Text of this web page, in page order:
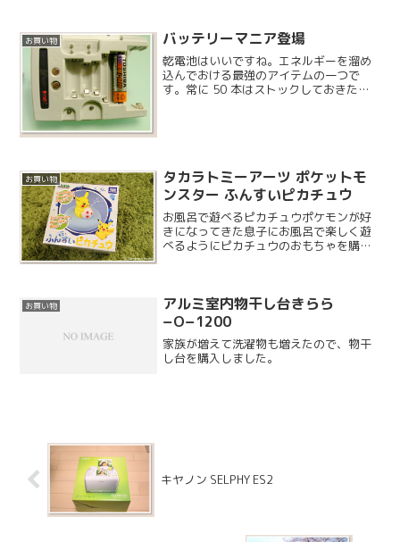
お買い物 バッテリーマニア登場
乾電池はいいですね。エネルギーを溜め
込んでおける最強のアイテムの一つで
す。常に 50 本はストックしておきたい
お買い物
タカラトミーアーツ ポケットモ
ンスター ふんすいピカチュウ
お風呂で遊べるピカチュウポケモンが好
きになってきた息子にお風呂で楽しく遊
べるようにピカチュウのおもちゃを購入
とができました。
お買い物
アルミ室内物干し台きらら
−O−1200
家族が増えて洗濯物も増えたので、物干
し台を購入しました。
キヤノン SELPHY ES2